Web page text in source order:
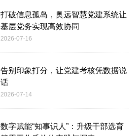
打破信息孤岛，奥远智慧党建系统让
基层党务实现高效协同
2026-07-16
告别印象打分，让党建考核凭数据说
话
2026-07-14
数字赋能“知事识人”：升级干部选育